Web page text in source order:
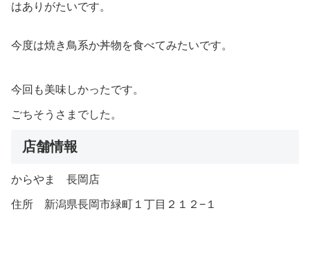
はありがたいです。
今度は焼き鳥系か丼物を食べてみたいです。
今回も美味しかったです。
ごちそうさまでした。
店舗情報
からやま 長岡店
住所 新潟県長岡市緑町１丁目２１２−１